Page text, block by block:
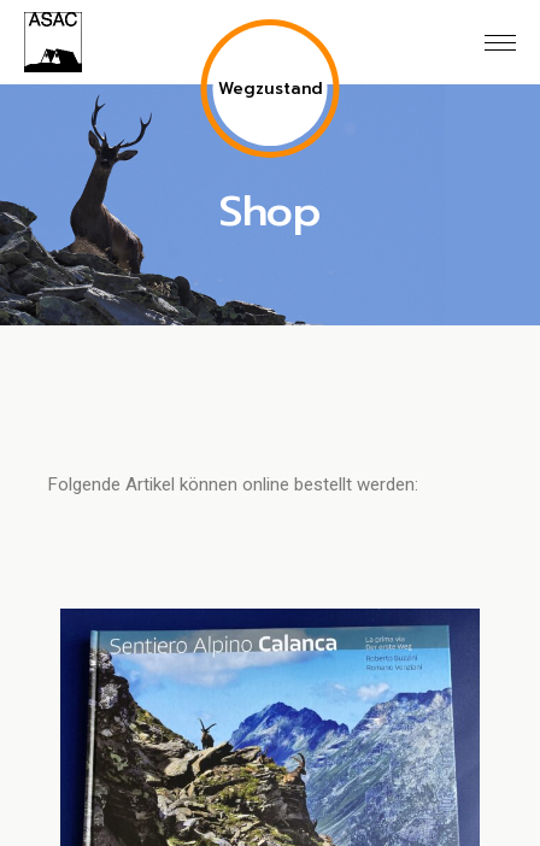
Wegzustand
Shop
Folgende Artikel können online bestellt werden: